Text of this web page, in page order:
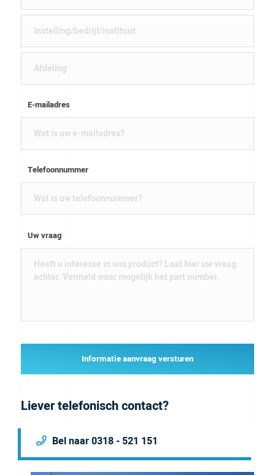
E-mailadres
Telefoonnummer
Uw vraag
Informatie aanvraag versturen
Liever telefonisch contact?
Bel naar 0318 - 521 151